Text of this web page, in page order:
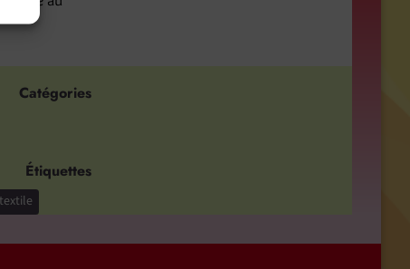
Catégories
Étiquettes
textile